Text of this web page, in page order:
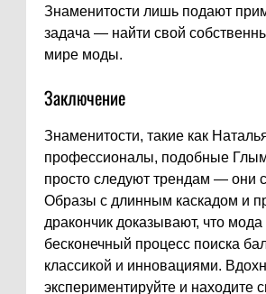
Знаменитости лишь подают
задача — найти свой
мире моды.
Заключение
Знаменитости, такие как
профессионалы, подобные
просто следуют трендам — они
Образы с длинным каскадом и
дракончик доказывают, что
бесконечный процесс поиска
классикой и инновациями.
экспериментируйте и находите